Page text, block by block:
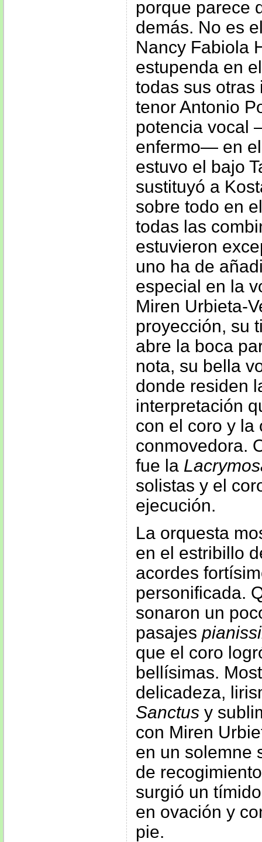
porque parece
demás. No es
Nancy Fabiola
estupenda en
todas sus otras
tenor Antonio
potencia vocal
enfermo— en
estuvo el bajo
sustituyó a
sobre todo en
todas las
estuvieron
uno ha de
especial en la
Miren Urbieta-
proyección, su
abre la boca
nota, su bella
donde residen
interpretación
con el coro y la
conmovedora.
fue la
solistas y el
ejecución.
La orquesta
en el estribillo
acordes
personificada.
sonaron un
pasajes
que el coro
bellísimas.
delicadeza,
Sanctusy
con Miren
en un solemne
de
surgió un
en ovación y
pie.